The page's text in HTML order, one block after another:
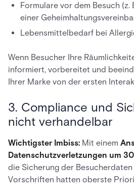
Formulare vor dem Besuch (z.
einer
Lebensmittelbedarf bei
Wenn Besucher Ihre
informiert, vorbereitet und
Ihrer Marke von der ersten
3. Compliance und
nicht verhandelbar
Wichtigster Imbiss: Mit einem
Datenschutzverletzungen um
die Sicherung der
Vorschriften hatten oberste